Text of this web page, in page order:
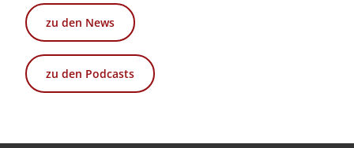
zu den News
zu den Podcasts